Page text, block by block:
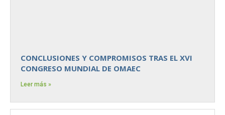
CONCLUSIONES Y COMPROMISOS TRAS EL XVI
CONGRESO MUNDIAL DE OMAEC
Leer más »